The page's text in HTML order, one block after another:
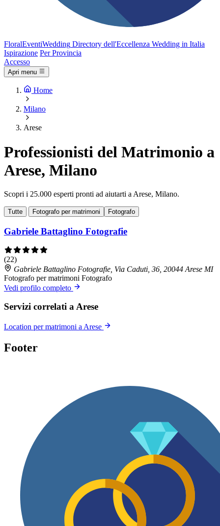
FloralEventiWedding Directory dell'Eccellenza Wedding in Italia
Ispirazione Per Provincia
Accesso
Apri menu
Home
Milano
Arese
Professionisti del Matrimonio a
Arese, Milano
Scopri i 25.000 esperti pronti ad aiutarti a Arese, Milano.
Tutte Fotografo per matrimoni Fotografo
Gabriele Battaglino Fotografie
(22)
Gabriele Battaglino Fotografie, Via Caduti, 36, 20044 Arese MI
Fotografo per matrimoni Fotografo
Vedi profilo completo
Servizi correlati a Arese
Location per matrimoni a Arese
Footer